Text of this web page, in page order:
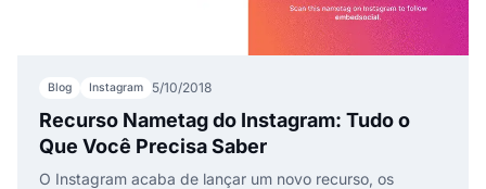
Blog Instagram 5/10/2018
Recurso Nametag do Instagram: Tudo o
Que Você Precisa Saber
O Instagram acaba de lançar um novo recurso, os